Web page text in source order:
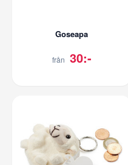
Goseapa
från 30:-